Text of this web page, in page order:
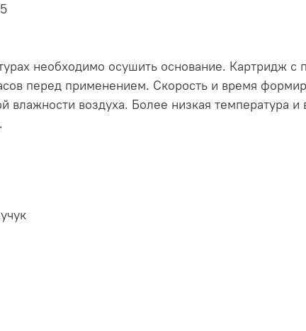
необходимо осушить основание. Картридж с
перед применением. Скорость и время
влажности воздуха. Более низкая температура и